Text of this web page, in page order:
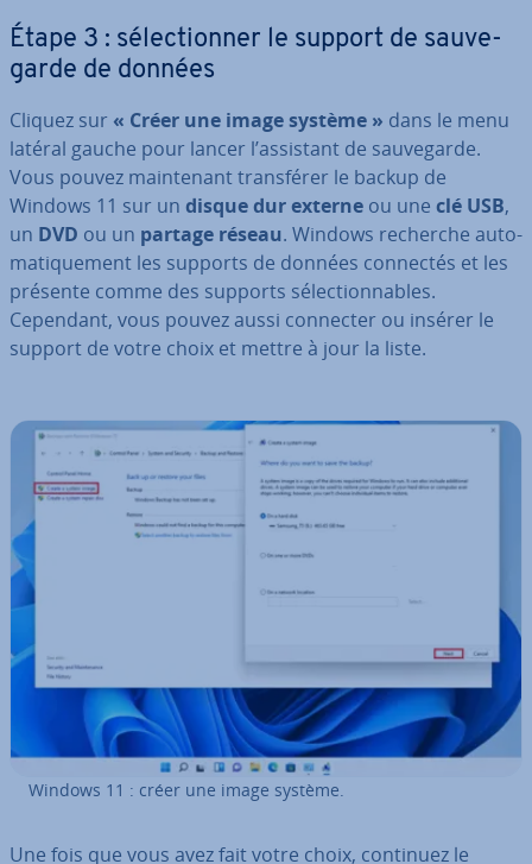
Étape 3 : sé­lec­tion­ner le support de sau­ve­
garde de données
Cliquez sur « Créer une image système » dans le menu
latéral gauche pour lancer l’assistant de sau­ve­garde.
Vous pouvez main­te­nant trans­fé­rer le backup de
Windows 11 sur un disque dur externe ou une clé USB,
un DVD ou un partage réseau. Windows recherche au­to­
ma­ti­que­ment les supports de données connectés et les
présente comme des supports sé­lec­tion­nables.
Cependant, vous pouvez aussi connecter ou insérer le
support de votre choix et mettre à jour la liste.
Windows 11 : créer une image système.
Une fois que vous avez fait votre choix, continuez le